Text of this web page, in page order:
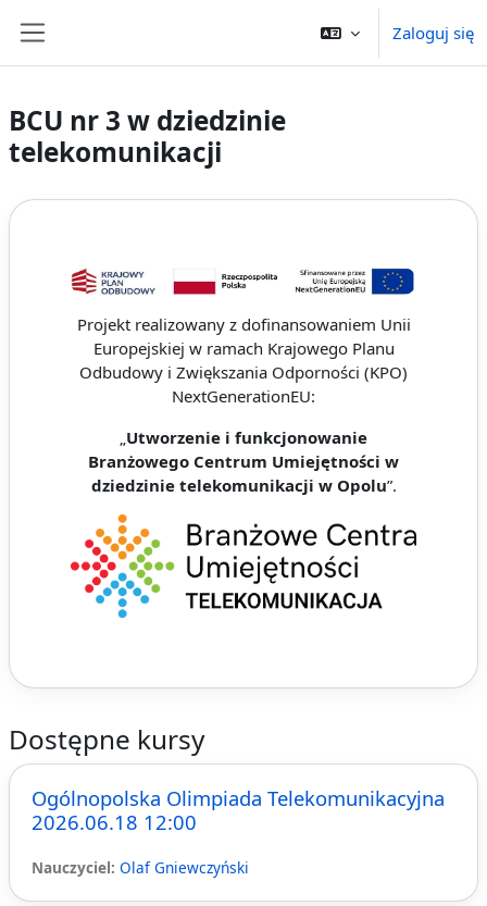
Zaloguj się
BCU nr 3 w dziedzinie
telekomunikacji
Projekt realizowany z dofinansowaniem Unii
Europejskiej w ramach Krajowego Planu
Odbudowy i Zwiększania Odporności (KPO)
NextGenerationEU:
„Utworzenie i funkcjonowanie
Branżowego Centrum Umiejętności w
dziedzinie telekomunikacji w Opolu”.
Dostępne kursy
Ogólnopolska Olimpiada Telekomunikacyjna
2026.06.18 12:00
Nauczyciel: Olaf Gniewczyński